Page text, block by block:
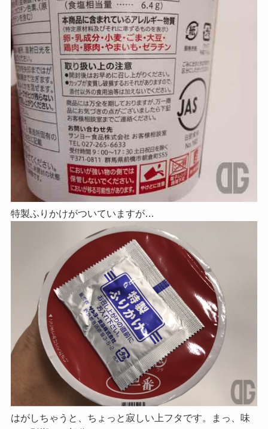
特製ふりかけがついていますが…
はがしちゃうと、ちょっと寂しい上フタです。まっ、味